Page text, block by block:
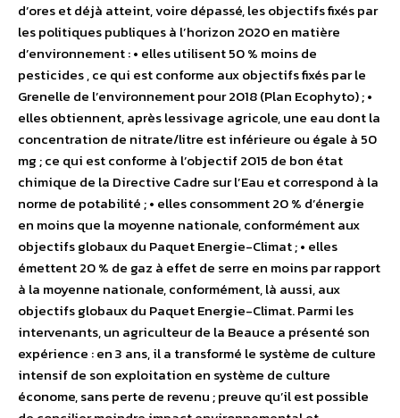
d’ores et déjà atteint, voire dépassé, les objectifs fixés par
les politiques publiques à l’horizon 2020 en matière
d’environnement : • elles utilisent 50 % moins de
pesticides , ce qui est conforme aux objectifs fixés par le
Grenelle de l’environnement pour 2018 (Plan Ecophyto) ; •
elles obtiennent, après lessivage agricole, une eau dont la
concentration de nitrate/litre est inférieure ou égale à 50
mg ; ce qui est conforme à l’objectif 2015 de bon état
chimique de la Directive Cadre sur l’Eau et correspond à la
norme de potabilité ; • elles consomment 20 % d’énergie
en moins que la moyenne nationale, conformément aux
objectifs globaux du Paquet Energie-Climat ; • elles
émettent 20 % de gaz à effet de serre en moins par rapport
à la moyenne nationale, conformément, là aussi, aux
objectifs globaux du Paquet Energie-Climat. Parmi les
intervenants, un agriculteur de la Beauce a présenté son
expérience : en 3 ans, il a transformé le système de culture
intensif de son exploitation en système de culture
économe, sans perte de revenu ; preuve qu’il est possible